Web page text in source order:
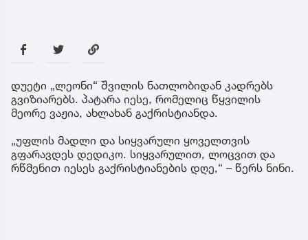
დუეტი „ლეონი“ შვილის ნათლობიდან კადრებს
გვიზიარებს. პატარა იესე, რომელიც წყვილის
მეორე ვაჟია, ახლახან გაქრისტიანდა.
„უფლის მადლი და სიყვარული ყოველთვის
გფარავდეს დედიკო. სიყვარულით, ლოცვით და
რწმენით იესეს გაქრისტიანების დღე,“ – წერს ნინი.